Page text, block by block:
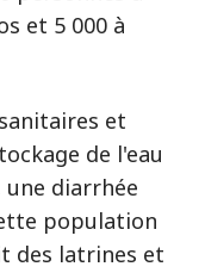
et 5 000 à
et
de l'eau
une diarrhée
population
des latrines et